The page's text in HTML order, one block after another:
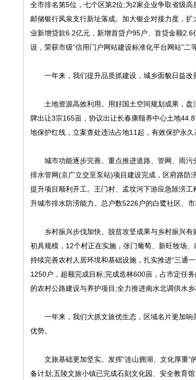
全市排名第5位，七个区第2位;为2家企业争取省级
邮储银行凤泉支行新址落成。加大银企对接力度，
业新增贷款6.2亿元，新增首贷户95户、首贷金额
设，荣获市级“信用门户网站建设标准化平台网站”二等
一年来，我们提升品质抓建设，城乡面貌日益改
土地资源高效利用。用好国土空间规划成果，盘
牌出让3宗165亩，协议出让长春康颐养中心土地
地保护红线，立案查处违法占地11起，有效保护永久
城市功能逐步完善。重点推进道路、管网、雨污
排水管网(京广立交至泵站)项目建设完成，区府路防
提升项目顺利开工。王门村、孟坟河下游应急除涝
升城市排水防涝能力。总户数5226户的白鹭社区、
乡村振兴步伐加快。脱贫攻坚成果与乡村振兴有
初具规模，12个村正在实施，张门葡萄、新旺牧场
持续完善农村人居环境和基础设施，扎实推进“三通
1250户，超额完成目标;完成造林600亩，占市定任
的农村公路建设与养护项目;全力推进南水北调供水乡
一年来，我们大抓文旅优生态，区域名片更加响
优势。
文旅基础更加坚实。发挥“连山拥湖、文化厚重”
备计划;五陵文旅小镇已完成石刻文化园、安全教育